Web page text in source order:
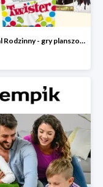
Festiwal Rodzinny - gry planszowe w Empiku do -20%